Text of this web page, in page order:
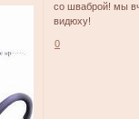
со шваброй! мы
видюху!
0